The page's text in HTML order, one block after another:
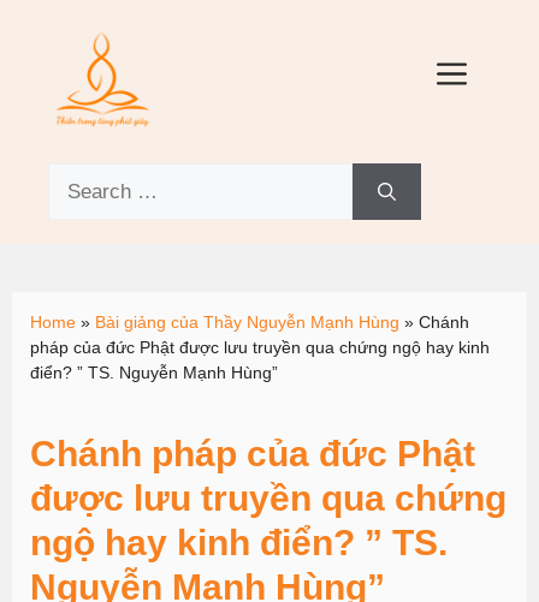
Home » Bài giảng của Thầy Nguyễn Mạnh Hùng » Chánh
pháp của đức Phật được lưu truyền qua chứng ngộ hay kinh
điển? ” TS. Nguyễn Mạnh Hùng”
Chánh pháp của đức Phật
được lưu truyền qua chứng
ngộ hay kinh điển? ” TS.
Nguyễn Mạnh Hùng”